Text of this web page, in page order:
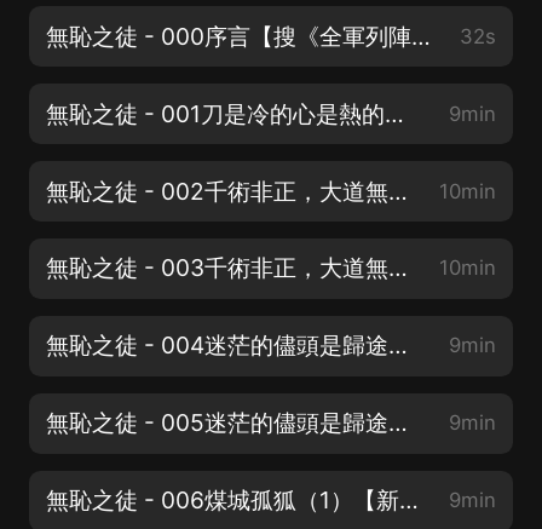
無恥之徒 - 000序言【搜《全軍列陣》】 32s
無恥之徒 - 001刀是冷的心是熱的【搜《全軍列陣》】 9min
無恥之徒 - 002千術非正，大道無窮（1）【搜《全軍列陣》】 10min
無恥之徒 - 003千術非正，大道無窮（2）【搜《全軍列陣》】 10min
無恥之徒 - 004迷茫的儘頭是歸途（1）【搜《全軍列陣》】 9min
無恥之徒 - 005迷茫的儘頭是歸途（2）【新書上架，求訂閱】 9min
無恥之徒 - 006煤城孤狐（1）【新書上架，求訂閱】 9min